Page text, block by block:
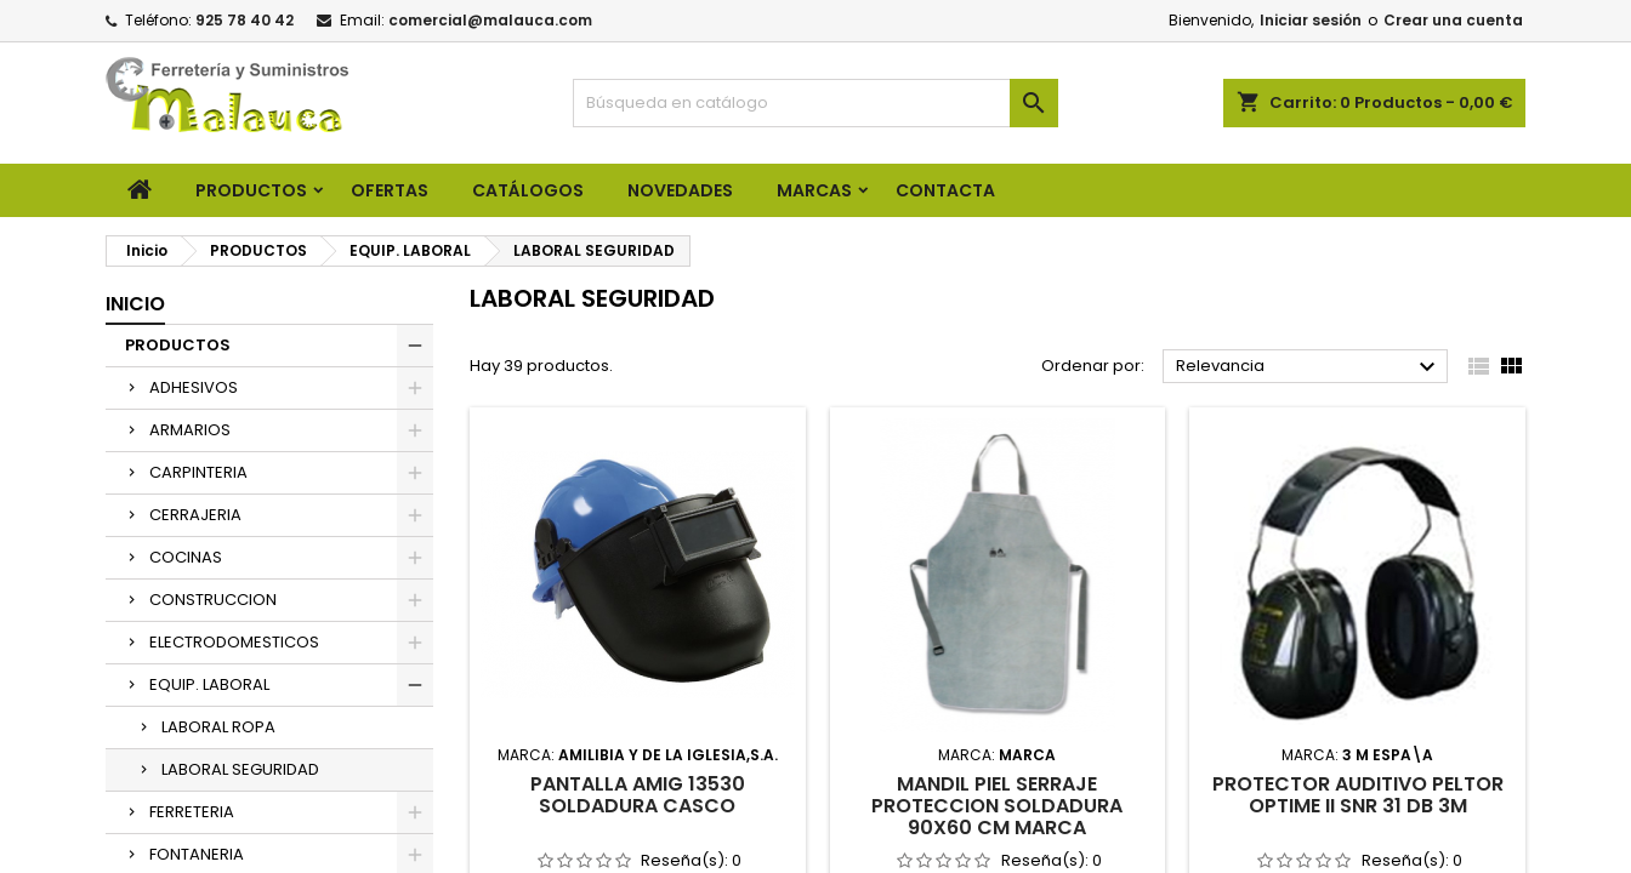
Teléfono: 925 78 40 42 Email: comercial@malauca.com Bienvenido, Iniciar sesión o Crear una cuenta
shopping_cart Carrito: 0 Productos - 0,00 €

PRODUCTOS OFERTAS CATÁLOGOS NOVEDADES MARCAS CONTACTA
Inicio PRODUCTOS EQUIP. LABORAL LABORAL SEGURIDAD
INICIO
PRODUCTOS
ADHESIVOS
ARMARIOS
CARPINTERIA
CERRAJERIA
COCINAS
CONSTRUCCION
ELECTRODOMESTICOS
EQUIP. LABORAL
LABORAL ROPA
LABORAL SEGURIDAD
FERRETERIA
FONTANERIA
LABORAL SEGURIDAD
Hay 39 productos. Ordenar por: Relevancia   
MARCA: AMILIBIA Y DE LA IGLESIA,S.A.
PANTALLA AMIG 13530
SOLDADURA CASCO
Reseña(s):0
MARCA: MARCA
MANDIL PIEL SERRAJE
PROTECCION SOLDADURA
90X60 CM MARCA
Reseña(s): 0
MARCA:3 M ESPA\A
PROTECTOR AUDITIVO PELTOR
OPTIME II SNR 31 DB 3M
Reseña(s): 0